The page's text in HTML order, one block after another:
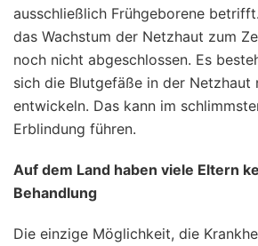
ausschließlich Frühgeborene
das Wachstum der Netzhaut zum
noch nicht abgeschlossen. Es
sich die Blutgefäße in der Netzhaut
entwickeln. Das kann im
Erblindung führen.
Auf dem Land haben viele Eltern
Behandlung
Die einzige Möglichkeit, die